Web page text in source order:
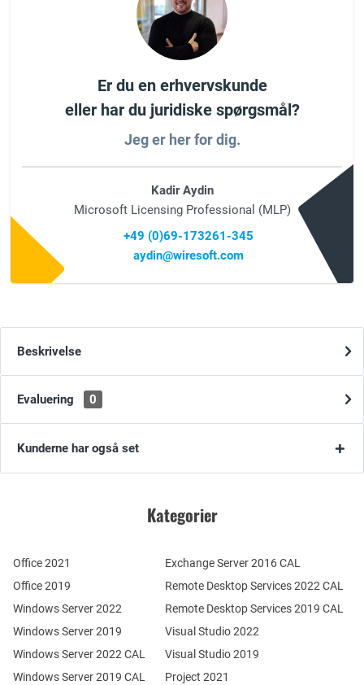
Er du en erhvervskunde
eller har du juridiske spørgsmål?
Jeg er her for dig.
Kadir Aydin
Microsoft Licensing Professional (MLP)
+49 (0)69-173261-345
aydin@wiresoft.com
Beskrivelse
Evaluering 0
Kunderne har også set
Kategorier
Office 2021
Office 2019
Windows Server 2022
Windows Server 2019
Windows Server 2022 CAL
Windows Server 2019 CAL
Remote Desktop Services 2022 CAL
Remote Desktop Services 2019 CAL
Exchange Server 2016 CAL
Visual Studio 2022
Visual Studio 2019
Project 2021